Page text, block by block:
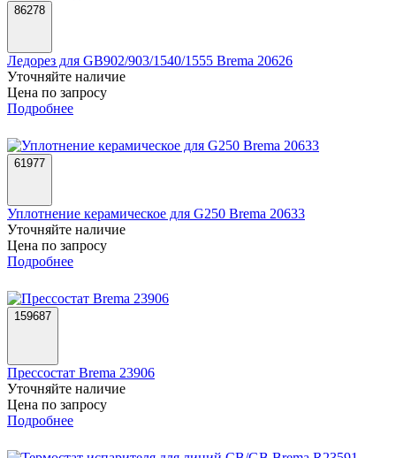
86278
Ледорез для GB902/903/1540/1555 Brema 20626
Уточняйте наличие
Цена по запросу
Подробнее
61977
Уплотнение керамическое для G250 Brema 20633
Уточняйте наличие
Цена по запросу
Подробнее
159687
Прессостат Brema 23906
Уточняйте наличие
Цена по запросу
Подробнее